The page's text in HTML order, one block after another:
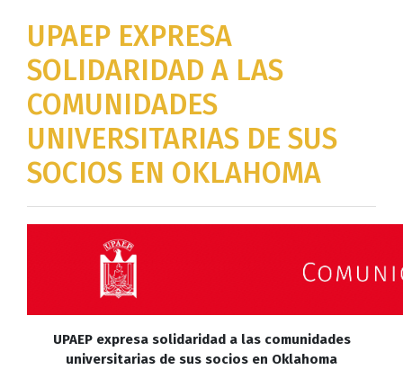
UPAEP EXPRESA
SOLIDARIDAD A LAS
COMUNIDADES
UNIVERSITARIAS DE SUS
SOCIOS EN OKLAHOMA
UPAEP expresa solidaridad a las comunidades
universitarias de sus socios en Oklahoma